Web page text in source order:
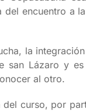
encuentro a
la
san Lázaro y
al otro.
del curso, por